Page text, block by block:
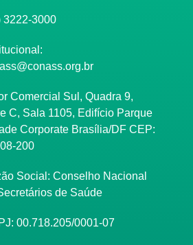
3222-3000
Comercial Sul, Quadra 9,
C, Sala 1105, Edifício Parque
Corporate Brasília/DF CEP:
200
Social: Conselho Nacional
de Saúde
00.718.205/0001-07